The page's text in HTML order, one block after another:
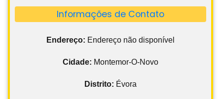
Informações de Contato
Endereço: Endereço não disponível
Cidade: Montemor-O-Novo
Distrito: Évora